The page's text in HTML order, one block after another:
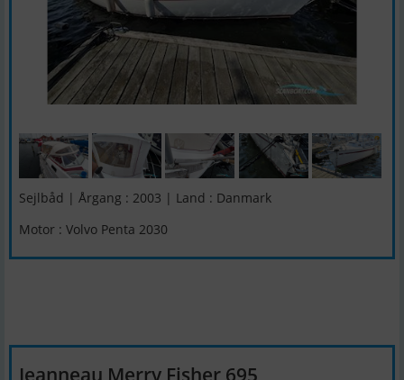
Sejlbåd | Årgang : 2003 | Land : Danmark
Motor : Volvo Penta 2030
Jeanneau Merry Fisher 695